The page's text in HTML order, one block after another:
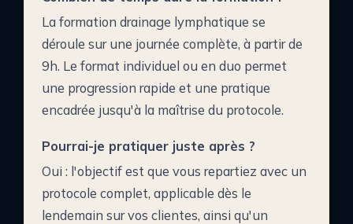
La formation drainage lymphatique se
déroule sur une journée complète, à partir de
9h. Le format individuel ou en duo permet
une progression rapide et une pratique
encadrée jusqu'à la maîtrise du protocole.
Pourrai-je pratiquer juste après ?
Oui : l'objectif est que vous repartiez avec un
protocole complet, applicable dès le
lendemain sur vos clientes, ainsi qu'un